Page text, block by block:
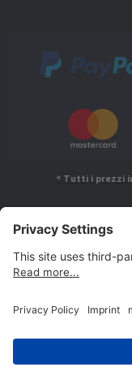
* Tutti i prezzi
Jakob-Maul-Str. 17, 64732